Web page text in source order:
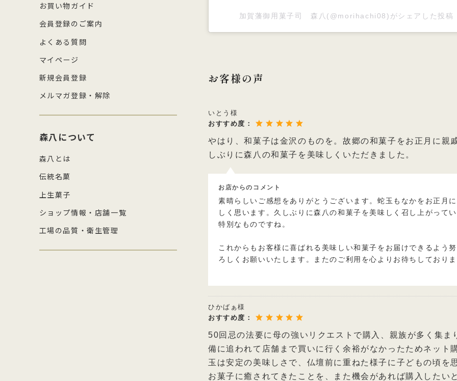
加賀藩御用菓子司 森八(@morihachi08)がシェアした投稿
お客様の声
いとう様
おすすめ度：
やはり、和菓子は金沢のものを。故郷の和菓子をお正月に親
しぶりに森八の和菓子を美味しくいただきました。
お店からのコメント
素晴らしいご感想をありがとうございます。蛇玉もなかをお正月
しく思います。久しぶりに森八の和菓子を美味しく召し上がって
特別なものですね。
これからもお客様に喜ばれる美味しい和菓子をお届けできるよう
ろしくお願いいたします。またのご利用を心よりお待ちしておりま
ひかばぁ様
おすすめ度：
50回忌の法要に母の強いリクエストで購入、親族が多く集
備に追われて店舗まで買いに行く余裕がなかったためネット
玉は安定の美味しさで、仏壇前に重ねた様子に子どもの頃を
お菓子に癒されてきたことを、また機会があれば購入したい
お買い物ガイド
会員登録のご案内
よくある質問
マイページ
新規会員登録
メルマガ登録・解除
森八について
森八とは
伝統名菓
上生菓子
ショップ情報・店舗一覧
工場の品質・衛生管理